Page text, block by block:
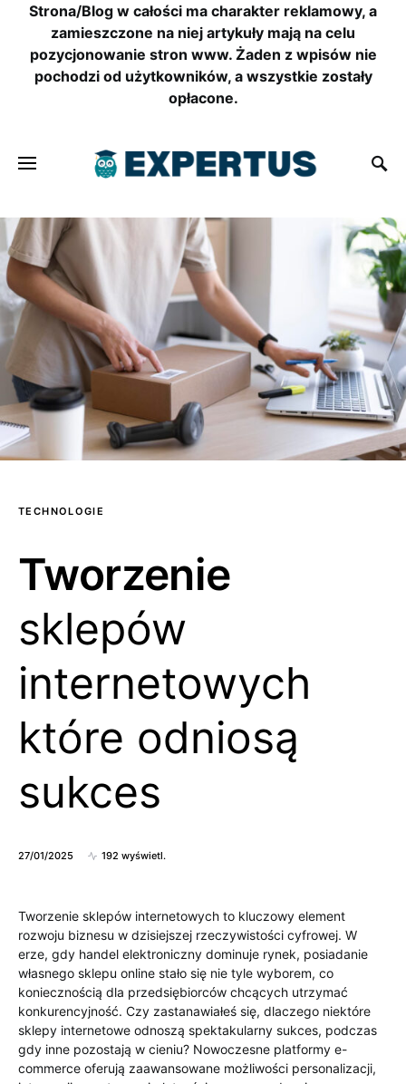
Strona/Blog w całości ma charakter reklamowy, a
zamieszczone na niej artykuły mają na celu
pozycjonowanie stron www. Żaden z wpisów nie
pochodzi od użytkowników, a wszystkie zostały
opłacone.
TECHNOLOGIE
Tworzenie
sklepów
internetowych
które odniosą
sukces
27/01/2025 192 wyświetl.
Tworzenie sklepów internetowych to kluczowy element
rozwoju biznesu w dzisiejszej rzeczywistości cyfrowej. W
erze, gdy handel elektroniczny dominuje rynek, posiadanie
własnego sklepu online stało się nie tyle wyborem, co
koniecznością dla przedsiębiorców chcących utrzymać
konkurencyjność. Czy zastanawiałeś się, dlaczego niektóre
sklepy internetowe odnoszą spektakularny sukces, podczas
gdy inne pozostają w cieniu? Nowoczesne platformy e-
commerce oferują zaawansowane możliwości personalizacji,